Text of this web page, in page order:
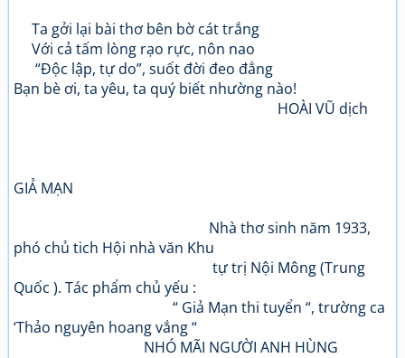
Ta gởi lại bài thơ bên bờ cát trắng
Với cả tấm lòng rạo rực, nôn nao
“Độc lập, tự do”, suốt đời đeo đẳng
Bạn bè ơi, ta yêu, ta quý biết nhường nào!
HOÀI VŨ dịch
GIẢ MẠN
Nhà thơ sinh năm 1933,
phó chủ tich Hội nhà văn Khu
tự trị Nội Mông (Trung
Quốc ). Tác phẩm chủ yếu :
“ Giả Mạn thi tuyển “, trường ca
‘Thảo nguyên hoang vắng “
NHÓ MÃI NGƯỜI ANH HÙNG